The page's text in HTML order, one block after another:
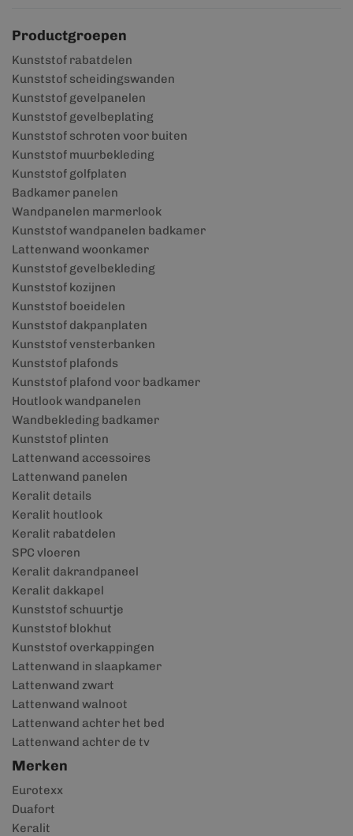
Productgroepen
Kunststof rabatdelen
Kunststof scheidingswanden
Kunststof gevelpanelen
Kunststof gevelbeplating
Kunststof schroten voor buiten
Kunststof muurbekleding
Kunststof golfplaten
Badkamer panelen
Wandpanelen marmerlook
Kunststof wandpanelen badkamer
Lattenwand woonkamer
Kunststof gevelbekleding
Kunststof kozijnen
Kunststof boeidelen
Kunststof dakpanplaten
Kunststof vensterbanken
Kunststof plafonds
Kunststof plafond voor badkamer
Houtlook wandpanelen
Wandbekleding badkamer
Kunststof plinten
Lattenwand accessoires
Lattenwand panelen
Keralit details
Keralit houtlook
Keralit rabatdelen
SPC vloeren
Keralit dakrandpaneel
Keralit dakkapel
Kunststof schuurtje
Kunststof blokhut
Kunststof overkappingen
Lattenwand in slaapkamer
Lattenwand zwart
Lattenwand walnoot
Lattenwand achter het bed
Lattenwand achter de tv
Merken
Eurotexx
Duafort
Keralit